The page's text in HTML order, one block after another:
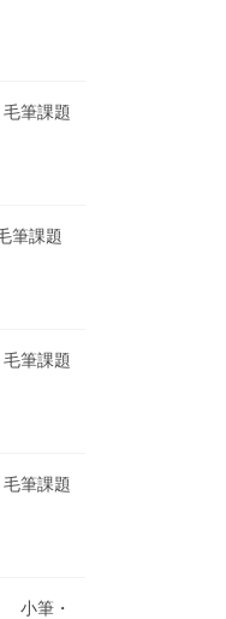
筆課題
筆課題
筆課題
筆課題
小筆・